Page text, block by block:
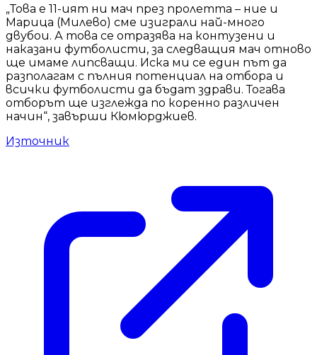
„Това е 11-ият ни мач през пролетта – ние и
Марица (Милево) сме изиграли най-много
двубои. А това се отразява на контузени и
наказани футболисти, за следващия мач отново
ще имаме липсващи. Иска ми се един път да
разполагам с пълния потенциал на отбора и
всички футболисти да бъдат здрави. Тогава
отборът ще изглежда по коренно различен
начин“, завърши Кюмюрджиев.
Източник